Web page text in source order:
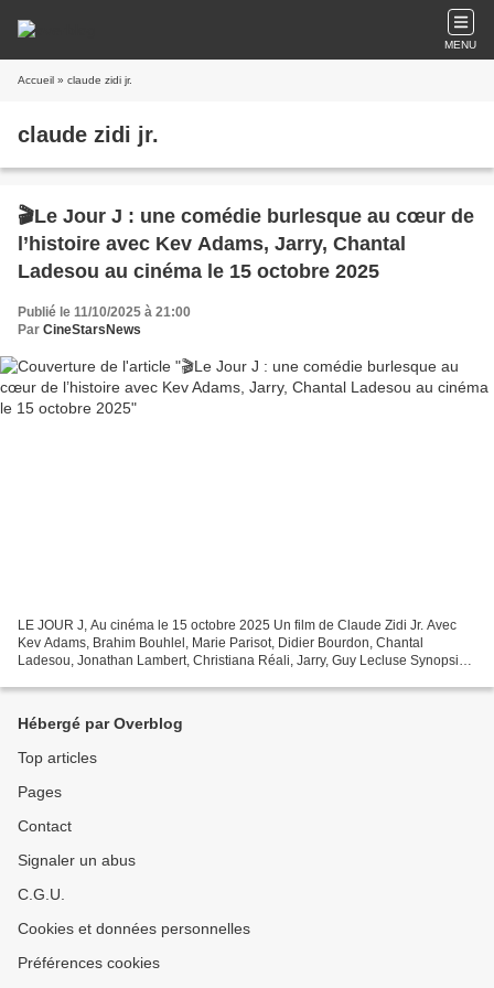
MENU
Accueil » claude zidi jr.
claude zidi jr.
🎬Le Jour J : une comédie burlesque au cœur de
l’histoire avec Kev Adams, Jarry, Chantal
Ladesou au cinéma le 15 octobre 2025
Publié le 11/10/2025 à 21:00
Par CineStarsNews
LE JOUR J, Au cinéma le 15 octobre 2025 Un film de Claude Zidi Jr. Avec
Kev Adams, Brahim Bouhlel, Marie Parisot, Didier Bourdon, Chantal
Ladesou, Jonathan Lambert, Christiana Réali, Jarry, Guy Lecluse Synopsis :
Hébergé par Overblog
Top articles
Pages
Contact
Signaler un abus
C.G.U.
Cookies et données personnelles
Préférences cookies